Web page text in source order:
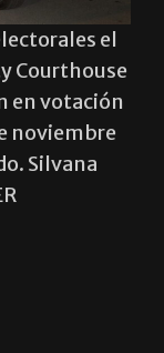
el
Courthouse
en votación
noviembre
Silvana